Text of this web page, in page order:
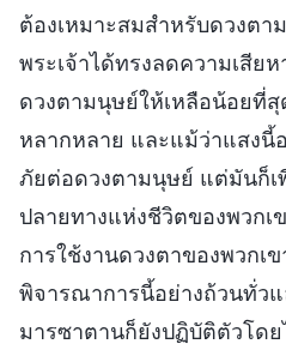
ต้องเหมาะสมสำหรับดวงตา
พระเจ้าได้ทรงลดความเสีย
ดวงตามนุษย์ให้เหลือน้อยที่
หลากหลาย และแม้ว่าแสงนี้
ภัยต่อดวงตามนุษย์ แต่มันก็เ
ปลายทางแห่งชีวิตของพวกเ
การใช้งานดวงตาของพวกเ
พิจารณาการนี้อย่างถ้วนทั่ว
มารซาตานก็ยังปฏิบัติตัวโด